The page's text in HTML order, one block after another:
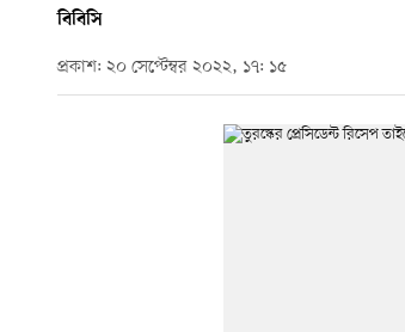
বিবিসি
প্রকাশ: ২০ সেপ্টেম্বর ২০২২, ১৭: ১৫